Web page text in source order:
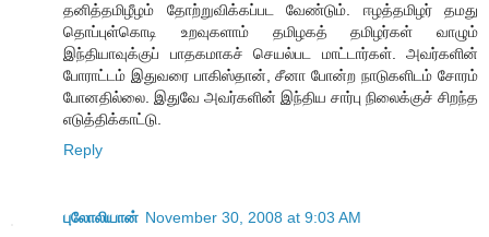
தனித்தமிழீழம் தோற்றுவிக்கப்பட வேண்டும். ஈழத்தமிழர் தமது
தொப்புள்கொடி உறவுகளாம் தமிழகத் தமிழர்கள் வாழும்
இந்தியாவுக்குப் பாதகமாகச் செயல்பட மாட்டார்கள். அவர்களின்
போராட்டம் இதுவரை பாகிஸ்தான், சீனா போன்ற நாடுகளிடம் சோரம்
போன‌தில்லை. இதுவே அவர்களின் இந்திய சார்பு நிலைக்குச் சிறந்த
எடுத்திக்காட்டு.
Reply
புலோலியான் November 30, 2008 at 9:03 AM